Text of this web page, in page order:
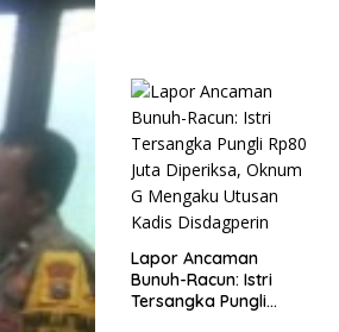
Lapor Ancaman
Bunuh-Racun: Istri
Tersangka Pungli